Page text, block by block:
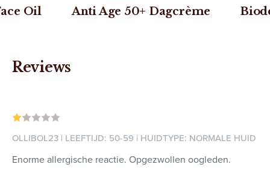
Oil Anti Age 50+ Dagcrème
Reviews
OLLIBOL23 | LEEFTIJD: 50-59 | HUIDTYPE: NORMALE HUID
Enorme allergische reactie. Opgezwollen oogleden.